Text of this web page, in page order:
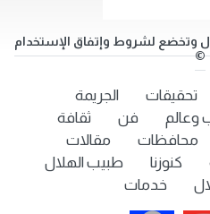
وتخضع لشروط وإتفاق الإستخدام
©
تحقيقات
الجريمة
وعالم فن
ثقافة
محافظات
مقالات
كنوزنا
طبيب الهلال
خدمات